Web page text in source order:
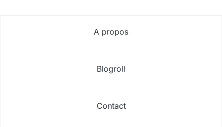
A propos
Blogroll
Contact